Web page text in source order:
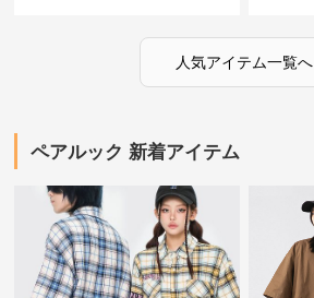
人気アイテム一覧へ
ペアルック 新着アイテム